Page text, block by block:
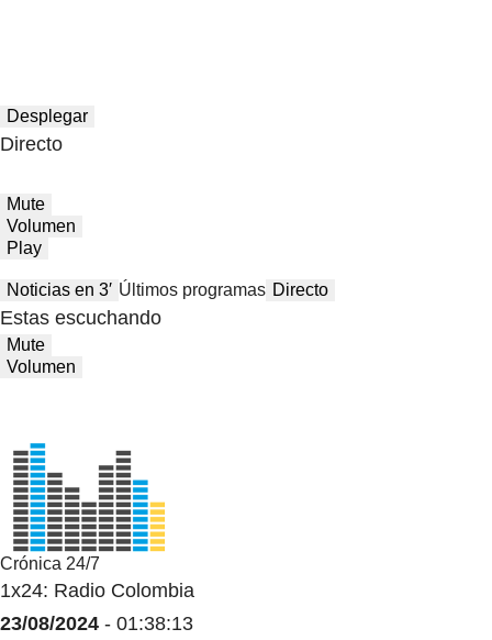
Desplegar
Directo
Mute
Volumen
Play
Noticias en 3′ Últimos programas Directo
Estas escuchando
Mute
Volumen
Crónica 24/7
1x24: Radio Colombia
23/08/2024 - 01:38:13